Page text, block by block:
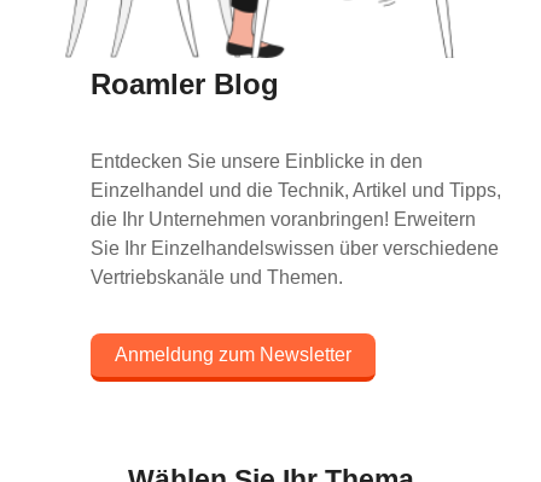
Roamler Blog
Entdecken Sie unsere Einblicke in den
Einzelhandel und die Technik, Artikel und Tipps,
die Ihr Unternehmen voranbringen! Erweitern
Sie Ihr Einzelhandelswissen über verschiedene
Vertriebskanäle und Themen.
Anmeldung zum Newsletter